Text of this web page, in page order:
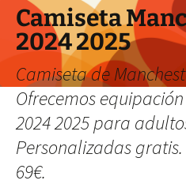
Camiseta
2024 2025
Camiseta de
Ofrecemos
2024 2025 para
Personalizadas
69€.